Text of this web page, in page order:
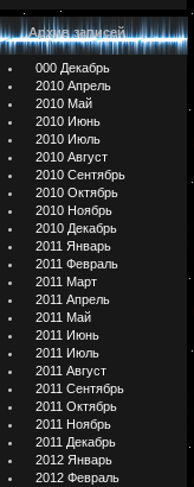
Архив записей
000 Декабрь
2010 Апрель
2010 Май
2010 Июнь
2010 Июль
2010 Август
2010 Сентябрь
2010 Октябрь
2010 Ноябрь
2010 Декабрь
2011 Январь
2011 Февраль
2011 Март
2011 Апрель
2011 Май
2011 Июнь
2011 Июль
2011 Август
2011 Сентябрь
2011 Октябрь
2011 Ноябрь
2011 Декабрь
2012 Январь
2012 Февраль